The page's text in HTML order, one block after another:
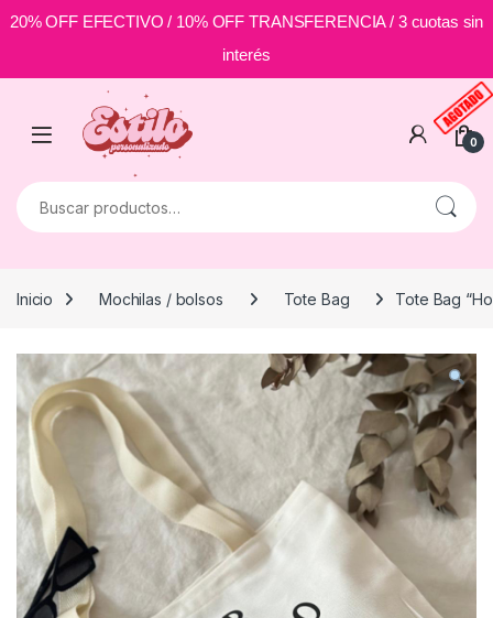
20% OFF EFECTIVO / 10% OFF TRANSFERENCIA / 3 cuotas sin
interés
Skip to navigation
0
Buscar por:
Inicio Mochilas / bolsos Tote Bag Tote Bag